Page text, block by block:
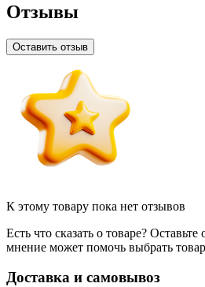
Отзывы
Оставить отзыв
К этому товару пока нет отзывов
Есть что сказать о товаре?
мнение может помочь выбрать
Доставка и самовывоз